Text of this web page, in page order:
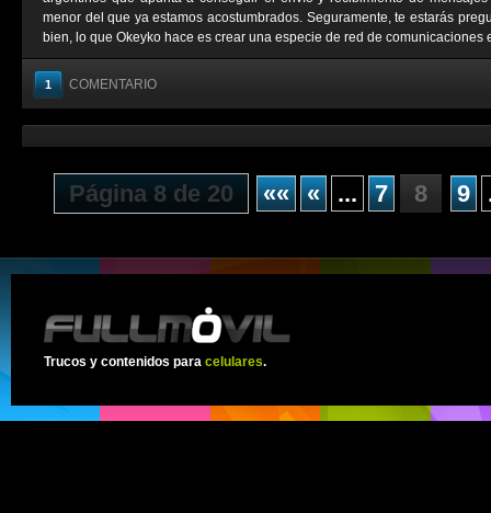
menor del que ya estamos acostumbrados. Seguramente, te estarás
bien, lo que Okeyko hace es crear una especie de red de comunicaciones
1 COMENTARIO
Página 8 de 20 «« « ... 7 8 9
Trucos y contenidos para celulares.